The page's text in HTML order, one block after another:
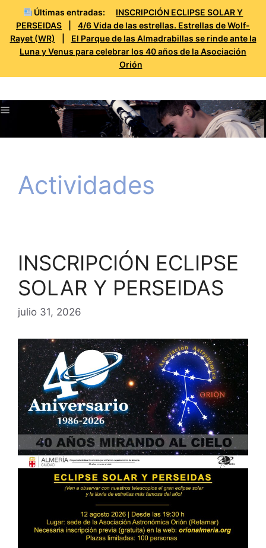
Últimas entradas:
INSCRIPCIÓN ECLIPSE SOLAR Y
PERSEIDAS
4/6 Vida de las estrellas. Estrellas de Wolf-
Rayet (WR)
El Parque de las Almadrabillas se rinde ante la
Luna y Venus para celebrar los 40 años de la Asociación
Orión
al
contenido
Menú
Actividades
INSCRIPCIÓN ECLIPSE
SOLAR Y PERSEIDAS
julio 31, 2026